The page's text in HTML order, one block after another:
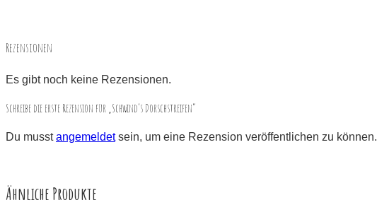
Rezensionen
Es gibt noch keine Rezensionen.
Schreibe die erste Rezension für „Schwind’s Dorschstreifen“
Du musstangemeldetsein, um eine Rezension veröffentlichen zu können.
Ähnliche Produkte